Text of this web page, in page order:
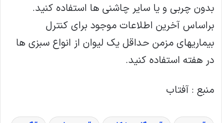
بدون چربی و یا سایر چاشنی ها استفاده کنید.
براساس آخرین اطلاعات موجود برای کنترل
بیماریهای مزمن حداقل یک لیوان از انواع سبزی ها
در هفته استفاده کنید.
منبع : آفتاب